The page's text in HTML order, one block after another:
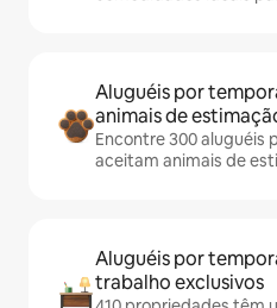
Aluguéis por
animais de
Encontre 300 aluguéis
aceitam animais de
Aluguéis por
trabalho exclusivos